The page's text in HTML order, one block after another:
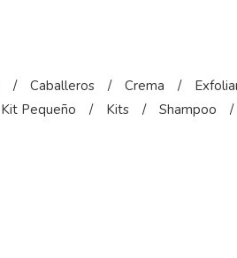
/ Caballeros / Crema /
Kit Pequeño / Kits / Shampoo /